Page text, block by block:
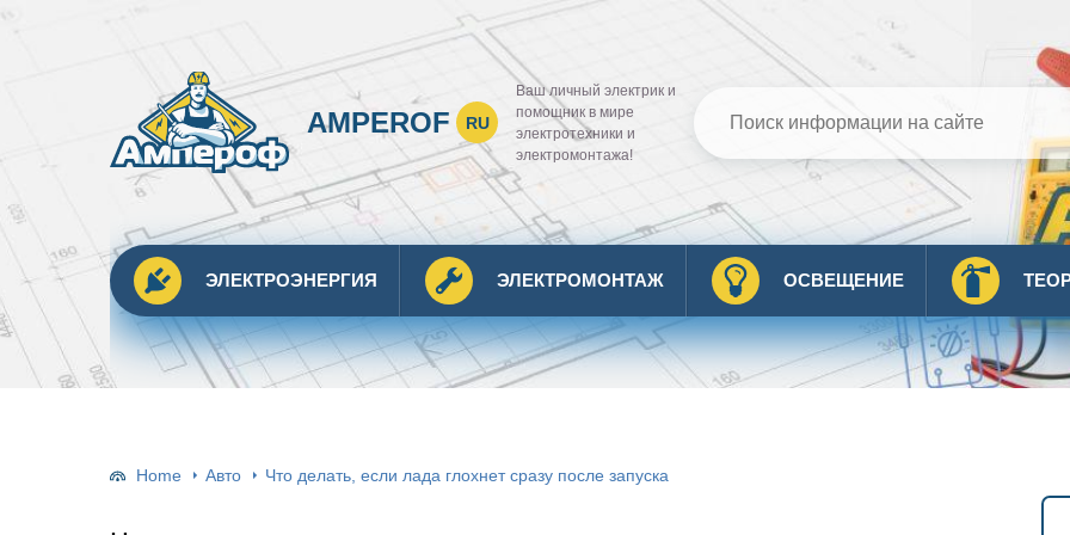
AMPEROF RU
Ваш личный электрик и
помощник в мире
электротехники и
электромонтажа!
ЭЛЕКТРОЭНЕРГИЯ ЭЛЕКТРОМОНТАЖ ОСВЕЩЕНИЕ
Home Авто Что делать, если лада глохнет сразу после запуска